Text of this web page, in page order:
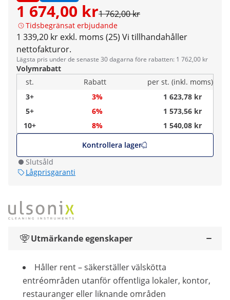
1 674,00 kr1 762,00 kr
Tidsbegränsat erbjudande
1 339,20 kr exkl. moms (25) Vi tillhandahåller
nettofakturor.
Lägsta pris under de senaste 30 dagarna före rabatten: 1 762,00 kr
Volymrabatt
st.
Rabatt
per st. (inkl. moms)
3+
3%
1 623,78 kr
5+
6%
1 573,56 kr
10+
8%
1 540,08 kr
Kontrollera lager
Slutsåld
Lågprisgaranti
Utmärkande egenskaper
Håller rent – säkerställer välskötta
entréområden utanför offentliga lokaler, kontor,
restauranger eller liknande områden